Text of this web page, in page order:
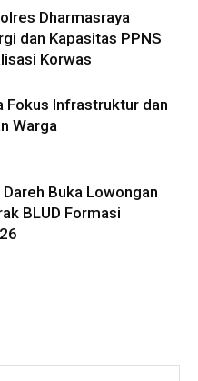
Dharmasraya
dan Kapasitas PPNS
Korwas
Fokus Infrastruktur dan
Warga
Dareh Buka Lowongan
BLUD Formasi